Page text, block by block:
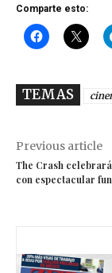
Comparte esto:
TEMAS
Previous article
The Crash
con espectacular